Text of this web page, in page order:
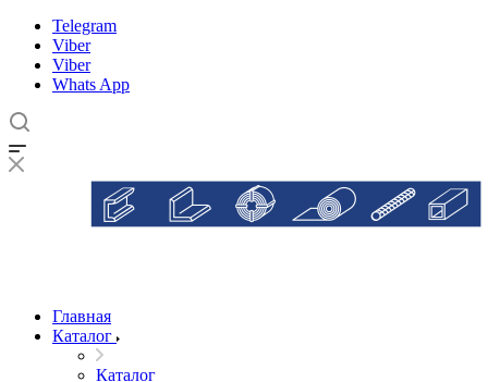
Telegram
Viber
Viber
Whats App
Главная
Каталог
Каталог